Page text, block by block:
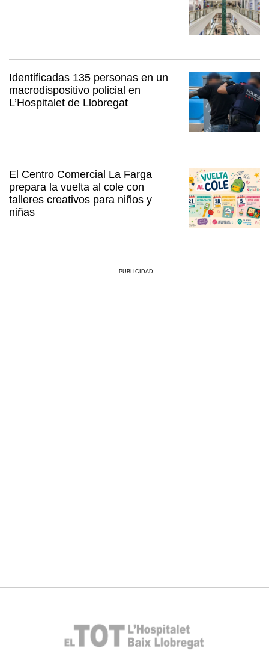
Identificadas 135 personas en un
macrodispositivo policial en
L’Hospitalet de Llobregat
El Centro Comercial La Farga
prepara la vuelta al cole con
talleres creativos para niños y
niñas
PUBLICIDAD